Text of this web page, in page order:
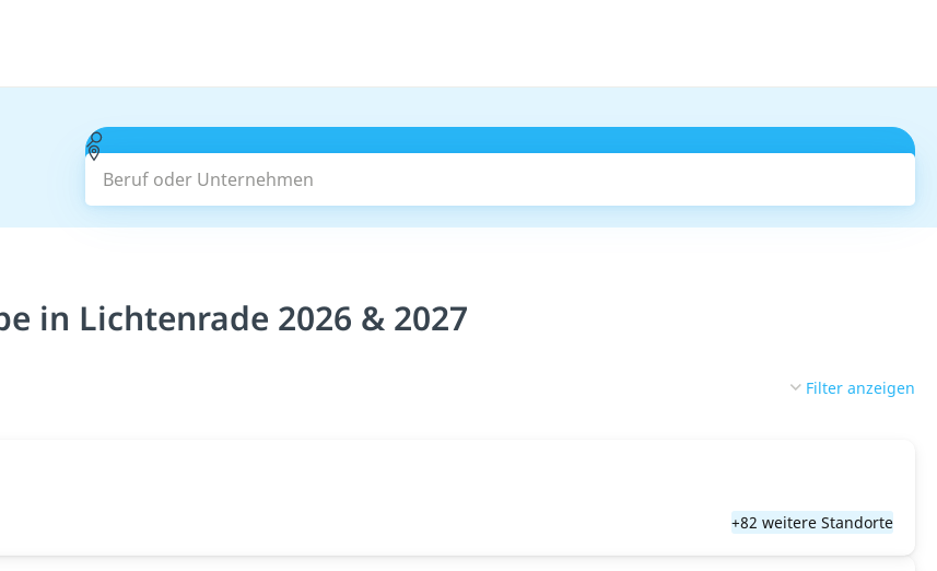
Beruf oder Unternehmen
in Lichtenrade 2026 & 2027
Filter anzeigen
+82 weitere Standorte